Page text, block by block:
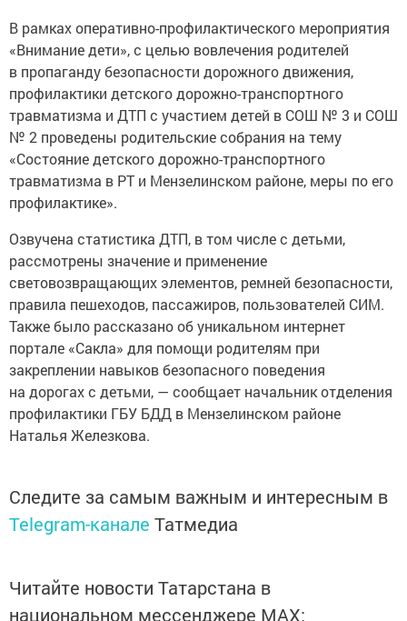
В рамках оперативно-профилактического мероприятия
«Внимание дети», с целью вовлечения родителей
в пропаганду безопасности дорожного движения,
профилактики детского дорожно-транспортного
травматизма и ДТП с участием детей в СОШ № 3 и СОШ
№ 2 проведены родительские собрания на тему
«Состояние детского дорожно-транспортного
травматизма в РТ и Мензелинском районе, меры по его
профилактике».
Озвучена статистика ДТП, в том числе с детьми,
рассмотрены значение и применение
световозвращающих элементов, ремней безопасности,
правила пешеходов, пассажиров, пользователей СИМ.
Также было рассказано об уникальном интернет
портале «Сакла» для помощи родителям при
закреплении навыков безопасного поведения
на дорогах с детьми, — сообщает начальник отделения
профилактики ГБУ БДД в Мензелинском районе
Наталья Железкова.
Следите за самым важным и интересным в
Telegram-канале Татмедиа
Читайте новости Татарстана в
национальном мессенджере MАХ: